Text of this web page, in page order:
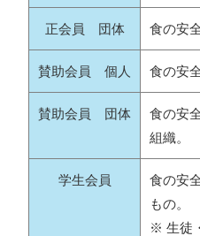
正会員 団体 食の安
賛助会員 個人 食の安
賛助会員 団体
食の安
組織。
学生会員
食の安
もの。
※ 生徒